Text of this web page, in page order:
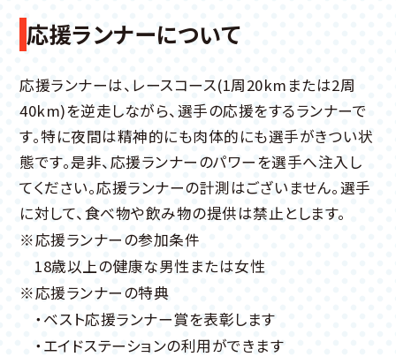
応援ランナーについて
応援ランナーは、レースコース(1周20kmまたは2周
40km)を逆走しながら、選手の応援をするランナーで
す。特に夜間は精神的にも肉体的にも選手がきつい状
態です。是非、応援ランナーのパワーを選手へ注入し
てください。応援ランナーの計測はございません。選手
に対して、食べ物や飲み物の提供は禁止とします。
※応援ランナーの参加条件
18歳以上の健康な男性または女性
※応援ランナーの特典
・ベスト応援ランナー賞を表彰します
・エイドステーションの利用ができます